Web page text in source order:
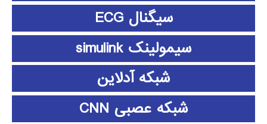
سیگنال ECG
سیمولینک simulink
شبکه آدلاین
شبکه عصبی CNN